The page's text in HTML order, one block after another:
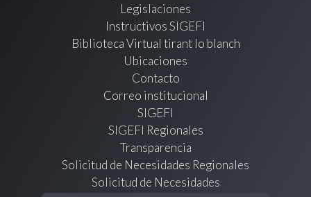
Legislaciones
Instructivos SIGEFI
Biblioteca Virtual tirant lo blanch
Ubicaciones
Contacto
Correo institucional
SIGEFI
SIGEFI Regionales
Transparencia
Solicitud de Necesidades Regionales
Solicitud de Necesidades